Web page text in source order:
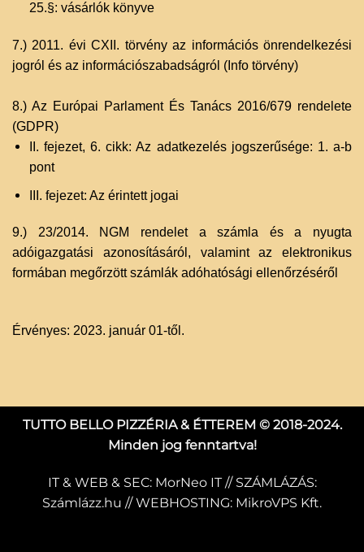
25.§: vásárlók könyve
7.) 2011. évi CXII. törvény az információs önrendelkezési
jogról és az információszabadságról (Info törvény)
8.) Az Európai Parlament És Tanács 2016/679 rendelete
(GDPR)
II. fejezet, 6. cikk: Az adatkezelés jogszerűsége: 1. a-b
pont
III. fejezet: Az érintett jogai
9.) 23/2014. NGM rendelet a számla és a nyugta
adóigazgatási azonosításáról, valamint az elektronikus
formában megőrzött számlák adóhatósági ellenőrzéséről
Érvényes: 2023. január 01-től.
TUTTO BELLO PIZZÉRIA & ÉTTEREM © 2018-2024.
Minden jog fenntartva!
IT & WEB & SEC: MorNeo IT// SZÁMLÁZÁS:
Számlázz.hu // WEBHOSTING: MikroVPS Kft.